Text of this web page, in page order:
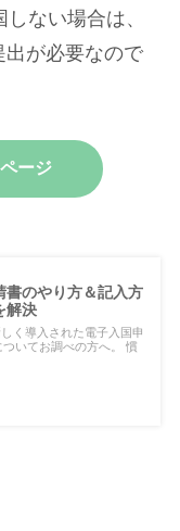
ない場合は、
出が必要なので
ージ
書のやり方＆記入方
解決
く導入された電子入国申
いてお調べの方へ。 慣